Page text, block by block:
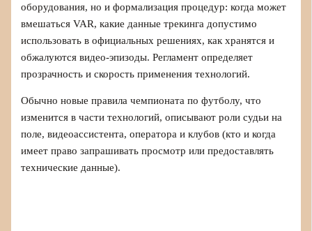
оборудования, но и формализация процедур: когда может
вмешаться VAR, какие данные трекинга допустимо
использовать в официальных решениях, как хранятся и
обжалуются видео‑эпизоды. Регламент определяет
прозрачность и скорость применения технологий.
Обычно новые правила чемпионата по футболу, что
изменится в части технологий, описывают роли судьи на
поле, видеоассистента, оператора и клубов (кто и когда
имеет право запрашивать просмотр или предоставлять
технические данные).